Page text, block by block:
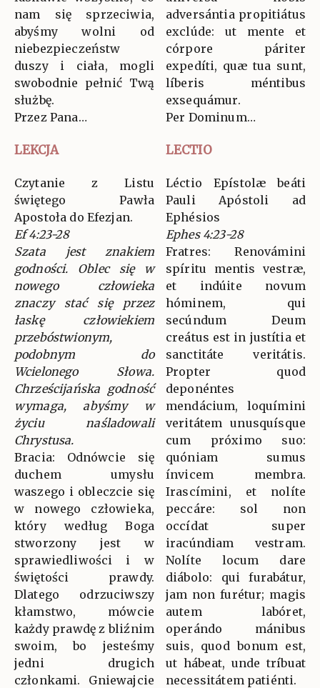
nam się sprzeciwia,
abyśmy wolni od
niebezpieczeństw
duszy i ciała, mogli
swobodnie pełnić Twą
służbę.
Przez Pana…
adversántia propitiátus
exclúde: ut mente et
córpore páriter
expedíti, quæ tua sunt,
líberis méntibus
exsequámur.
Per Dominum…
LEKCJA LECTIO
Czytanie z Listu
świętego Pawła
Apostoła do Efezjan.
Ef 4:23-28
Szata jest znakiem
godności. Oblec się w
nowego człowieka
znaczy stać się przez
łaskę człowiekiem
przebóstwionym,
podobnym do
Wcielonego Słowa.
Chrześcijańska godność
wymaga, abyśmy w
życiu naśladowali
Chrystusa.
Bracia: Odnówcie się
duchem umysłu
waszego i obleczcie się
w nowego człowieka,
który według Boga
stworzony jest w
sprawiedliwości i w
świętości prawdy.
Dlatego odrzuciwszy
kłamstwo, mówcie
każdy prawdę z bliźnim
swoim, bo jesteśmy
jedni drugich
członkami. Gniewajcie
Léctio Epístolæ beáti
Pauli Apóstoli ad
Ephésios
Ephes 4:23-28
Fratres: Renovámini
spíritu mentis vestræ,
et indúite novum
hóminem, qui
secúndum Deum
creátus est in justítia et
sanctitáte veritátis.
Propter quod
deponéntes
mendácium, loquímini
veritátem unusquísque
cum próximo suo:
quóniam sumus
ínvicem membra.
Irascímini, et nolíte
peccáre: sol non
occídat super
iracúndiam vestram.
Nolíte locum dare
diábolo: qui furabátur,
jam non furétur; magis
autem labóret,
operándo mánibus
suis, quod bonum est,
ut hábeat, unde tríbuat
necessitátem patiénti.